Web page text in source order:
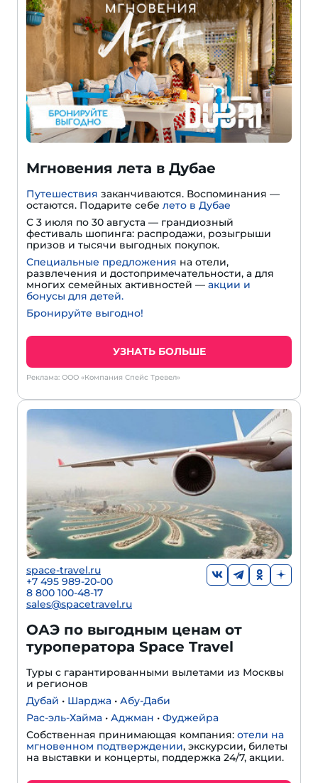
Мгновения лета в Дубае
Путешествия заканчиваются. Воспоминания —
остаются. Подарите себе лето в Дубае
С 3 июля по 30 августа — грандиозный
фестиваль шопинга: распродажи, розыгрыши
призов и тысячи выгодных покупок.
Специальные предложения на отели,
развлечения и достопримечательности, а для
многих семейных активностей — акции и
бонусы для детей.
Бронируйте выгодно!
УЗНАТЬ БОЛЬШЕ
Реклама: ООО «Компания Спейс Тревел»
space-travel.ru
+7 495 989-20-00
8 800 100-48-17
sales@spacetravel.ru
ОАЭ по выгодным ценам от
туроператора Space Travel
Туры с гарантированными вылетами из Москвы
и регионов
Дубай • Шарджа • Абу-Даби
Рас-эль-Хайма • Аджман • Фуджейра
Собственная принимающая компания: отели на
мгновенном подтверждении, экскурсии, билеты
на выставки и концерты, поддержка 24/7, акции.